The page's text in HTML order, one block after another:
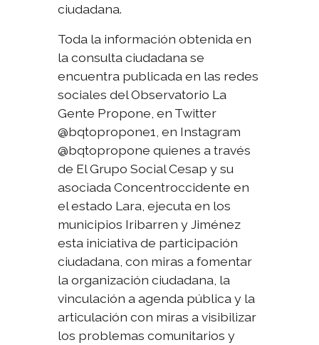
ciudadana.
Toda la información obtenida en
la consulta ciudadana se
encuentra publicada en las redes
sociales del Observatorio La
Gente Propone, en Twitter
@bqtopropone1, en Instagram
@bqtopropone quienes a través
de El Grupo Social Cesap y su
asociada Concentroccidente en
el estado Lara, ejecuta en los
municipios Iribarren y Jiménez
esta iniciativa de participación
ciudadana, con miras a fomentar
la organización ciudadana, la
vinculación a agenda pública y la
articulación con miras a visibilizar
los problemas comunitarios y